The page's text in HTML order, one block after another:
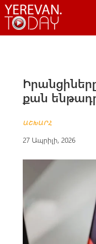
քան
ԱՇԽԱՐՀ
27 Ապրիլի, 2026